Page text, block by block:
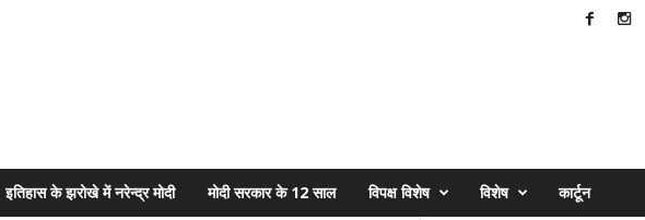
इतिहास के झरोखे में नरेन्द्र मोदी मोदी सरकार के 12 साल विपक्ष विशेष विशेष कार्टून